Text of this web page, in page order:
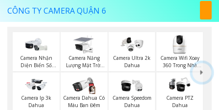
CÔNG TY CAMERA QUẬN 6
Camera Nhận
Diện Biển Số
Camera Năng
Lượng Mặt Trời
Camera Ultra 2k
Dahua
Camera Wifi Xoay
360 Trong Nhà
Camera Ip 3k
Dahua
Camera Dahua Có
Màu Ban Đêm
Camera Speedom
Dahua
Camera PTZ
Dahua